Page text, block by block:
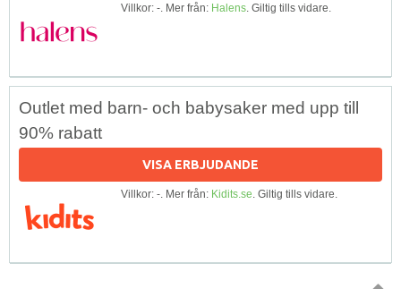
Villkor: -. Mer från: Halens. Giltig tills vidare.
Outlet med barn- och babysaker med upp till
90% rabatt
VISA ERBJUDANDE
Villkor: -. Mer från: Kidits.se. Giltig tills vidare.